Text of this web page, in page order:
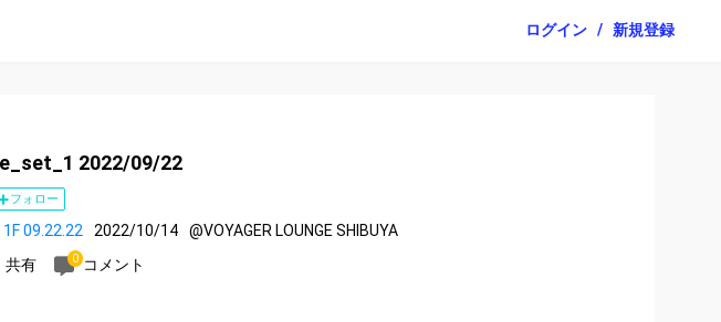
ログイン / 新規登録
2022/09/22
フォロー
1F 09.22.22 2022/10/14
@VOYAGER LOUNGE SHIBUYA
共有 0 コメント